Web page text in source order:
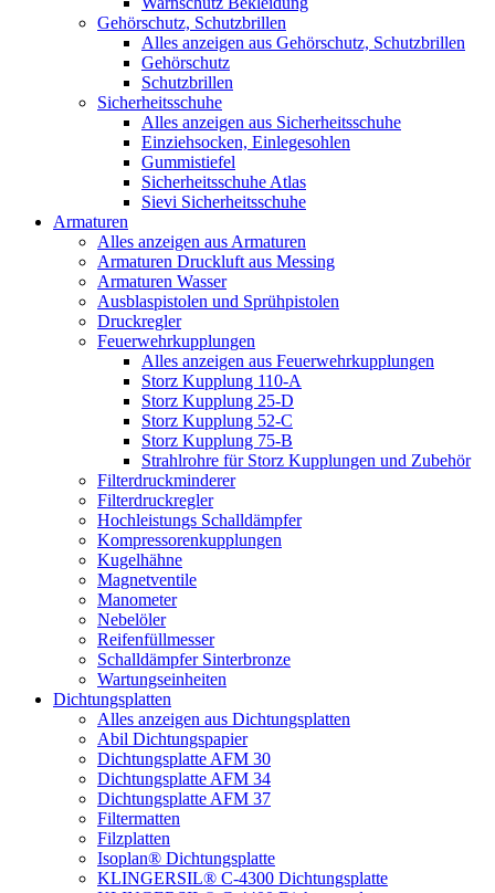
Gehörschutz, Schutzbrillen
Alles anzeigen aus Gehörschutz, Schutzbrillen
Gehörschutz
Schutzbrillen
Sicherheitsschuhe
Alles anzeigen aus Sicherheitsschuhe
Einziehsocken, Einlegesohlen
Gummistiefel
Sicherheitsschuhe Atlas
Sievi Sicherheitsschuhe
Armaturen
Alles anzeigen aus Armaturen
Armaturen Druckluft aus Messing
Armaturen Wasser
Ausblaspistolen und Sprühpistolen
Druckregler
Feuerwehrkupplungen
Alles anzeigen aus Feuerwehrkupplungen
Storz Kupplung 110-A
Storz Kupplung 25-D
Storz Kupplung 52-C
Storz Kupplung 75-B
Strahlrohre für Storz Kupplungen und Zubehör
Filterdruckminderer
Filterdruckregler
Hochleistungs Schalldämpfer
Kompressorenkupplungen
Kugelhähne
Magnetventile
Manometer
Nebelöler
Reifenfüllmesser
Schalldämpfer Sinterbronze
Wartungseinheiten
Dichtungsplatten
Alles anzeigen aus Dichtungsplatten
Abil Dichtungspapier
Dichtungsplatte AFM 30
Dichtungsplatte AFM 34
Dichtungsplatte AFM 37
Filtermatten
Filzplatten
Isoplan® Dichtungsplatte
KLINGERSIL® C-4300 Dichtungsplatte